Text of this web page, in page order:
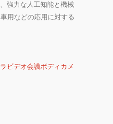
強力な人工知能と機械
用などの応用に対する
ビデオ会議ボディカメ